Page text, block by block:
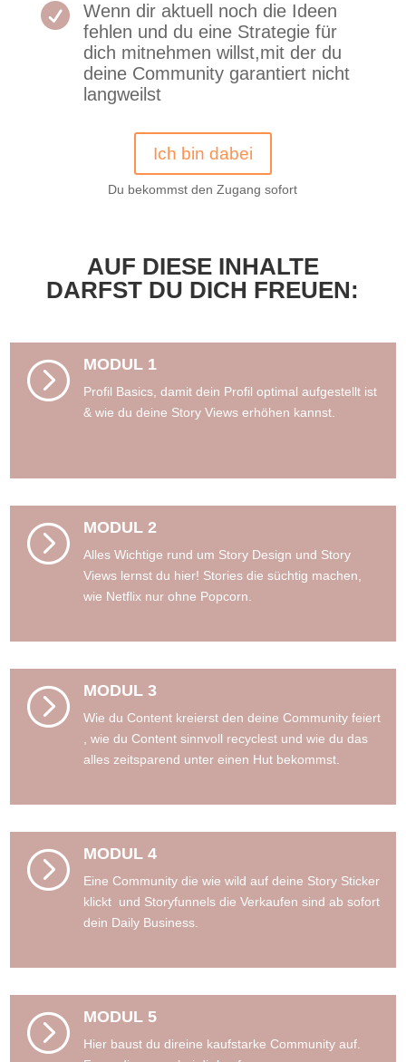

Wenn dir aktuell noch die Ideen
fehlen und du eine Strategie für
dich mitnehmen willst,mit der du
deine Community garantiert nicht
langweilst
Ich bin dabei
Du bekommst den Zugang sofort
AUF DIESE INHALTE
DARFST DU DICH FREUEN:
= MODUL 1
Profil Basics, damit dein Profil optimal aufgestellt ist
& wie du deine Story Views erhöhen kannst.
= MODUL 2
Alles Wichtige rund um Story Design und Story
Views lernst du hier! Stories die süchtig machen,
wie Netflix nur ohne Popcorn.
= MODUL 3
Wie du Content kreierst den deine Community feiert
, wie du Content sinnvoll recyclest und wie du das
alles zeitsparend unter einen Hut bekommst.
= MODUL 4
Eine Community die wie wild auf deine Story Sticker
klickt und Storyfunnels die Verkaufen sind ab sofort
dein Daily Business.
= MODUL 5
Hier baust du direine kaufstarke Community auf.